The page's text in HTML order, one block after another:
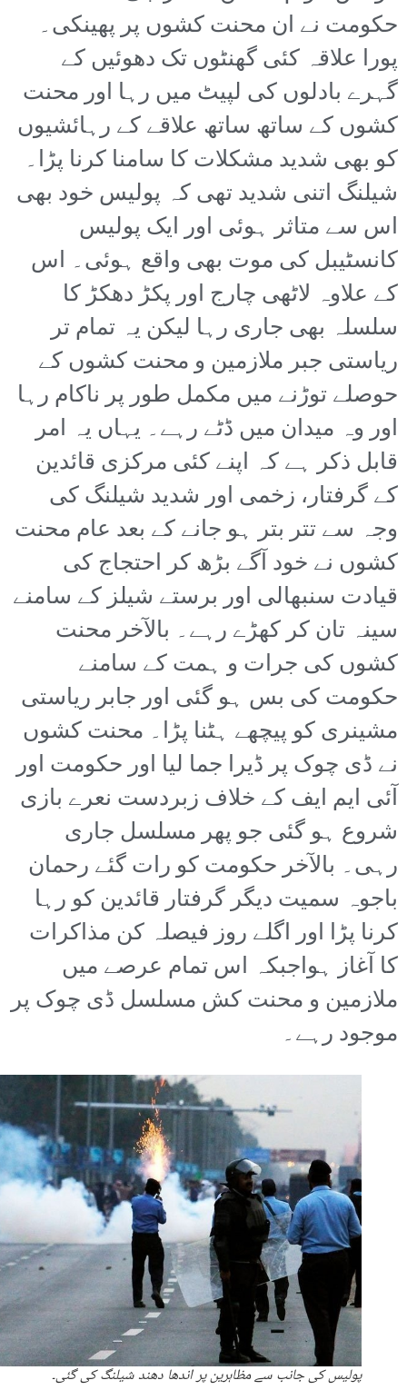
حکومت نے ان محنت کشوں پر پھینکی۔
پورا علاقہ کئی گھنٹوں تک دھوئیں کے
گہرے بادلوں کی لپیٹ میں رہا اور محنت
کشوں کے ساتھ ساتھ علاقے کے رہائشیوں
کو بھی شدید مشکلات کا سامنا کرنا پڑا۔
شیلنگ اتنی شدید تھی کہ پولیس خود بھی
اس سے متاثر ہوئی اور ایک پولیس
کانسٹیبل کی موت بھی واقع ہوئی۔ اس
کے علاوہ لاٹھی چارج اور پکڑ دھکڑ کا
سلسلہ بھی جاری رہا لیکن یہ تمام تر
ریاستی جبر ملازمین و محنت کشوں کے
حوصلے توڑنے میں مکمل طور پر ناکام رہا
اور وہ میدان میں ڈٹے رہے۔ یہاں یہ امر
قابل ذکر ہے کہ اپنے کئی مرکزی قائدین
کے گرفتار، زخمی اور شدید شیلنگ کی
وجہ سے تتر بتر ہو جانے کے بعد عام محنت
کشوں نے خود آگے بڑھ کر احتجاج کی
قیادت سنبھالی اور برستے شیلز کے سامنے
سینہ تان کر کھڑے رہے۔ بالآخر محنت
کشوں کی جرات و ہمت کے سامنے
حکومت کی بس ہو گئی اور جابر ریاستی
مشینری کو پیچھے ہٹنا پڑا۔ محنت کشوں
نے ڈی چوک پر ڈیرا جما لیا اور حکومت اور
آئی ایم ایف کے خلاف زبردست نعرے بازی
شروع ہو گئی جو پھر مسلسل جاری
رہی۔ بالآخر حکومت کو رات گئے رحمان
باجوہ سمیت دیگر گرفتار قائدین کو رہا
کرنا پڑا اور اگلے روز فیصلہ کن مذاکرات
کا آغاز ہواجبکہ اس تمام عرصے میں
ملازمین و محنت کش مسلسل ڈی چوک پر
موجود رہے۔
پولیس کی جانب سے مظاہرین پر اندھا دھند شیلنگ کی گئی۔